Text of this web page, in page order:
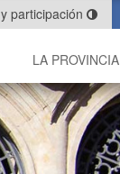
participación
LA PROVINCIA